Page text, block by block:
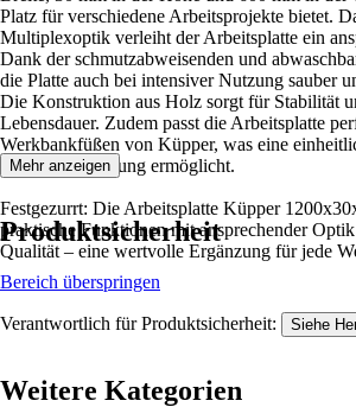
Platz für verschiedene Arbeitsprojekte bietet.
Multiplexoptik verleiht der Arbeitsplatte ein
Dank der schmutzabweisenden und
die Platte auch bei intensiver Nutzung sauber
Die Konstruktion aus Holz sorgt für Stabilität
Lebensdauer. Zudem passt die Arbeitsplatte
Werkbankfüßen von Küpper, was eine
Werkstattgestaltung ermöglicht.
Festgezurrt: Die Arbeitsplatte Küpper
praktische Funktionen mit ansprechender
Qualität – eine wertvolle Ergänzung für jede
Mehr anzeigen
Produktsicherheit
Bereich überspringen
Verantwortlich für Produktsicherheit: Siehe
Weitere Kategorien